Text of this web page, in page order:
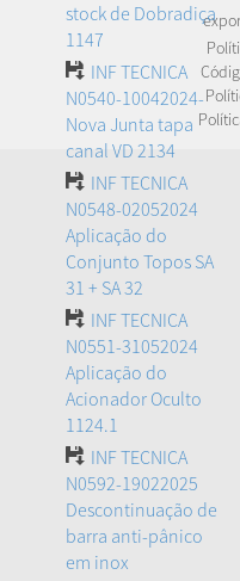
stock de Dobradiça
1147
INF TECNICA
N0540-10042024-
Nova Junta tapa
canal VD 2134
INF TECNICA
N0548-02052024
Aplicação do
Conjunto Topos SA
31 + SA 32
INF TECNICA
N0551-31052024
Aplicação do
Acionador Oculto
1124.1
INF TECNICA
N0592-19022025
Descontinuação de
barra anti-pânico
em inox